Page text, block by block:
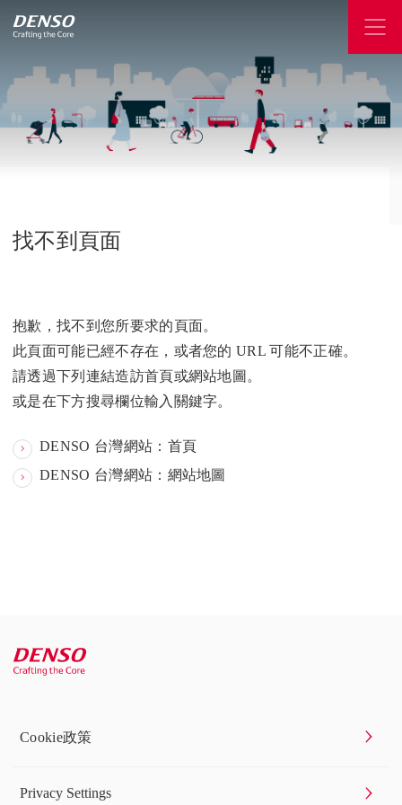
找不到頁面
抱歉，找不到您所要求的頁面。
此頁面可能已經不存在，或者您的 URL 可能不正確。
請透過下列連結造訪首頁或網站地圖。
或是在下方搜尋欄位輸入關鍵字。
DENSO 台灣網站：首頁
DENSO 台灣網站：網站地圖
Cookie政策
Privacy Settings